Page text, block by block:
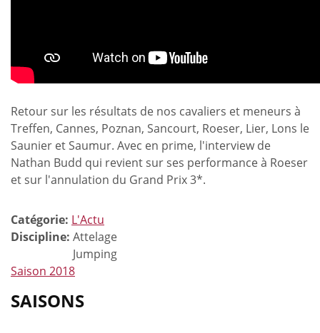
Retour sur les résultats de nos cavaliers et meneurs à
Treffen, Cannes, Poznan, Sancourt, Roeser, Lier, Lons le
Saunier et Saumur. Avec en prime, l'interview de
Nathan Budd qui revient sur ses performance à Roeser
et sur l'annulation du Grand Prix 3*.
Catégorie: L'Actu
Discipline: Attelage
Jumping
Saison 2018
SAISONS